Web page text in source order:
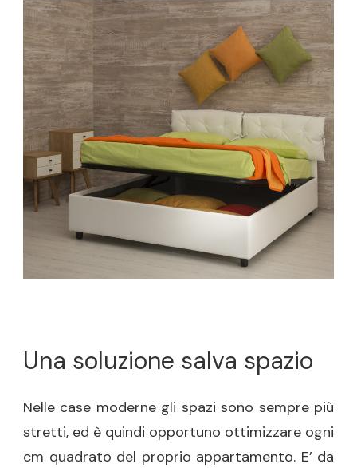
DEL
LETTO
CON
Una soluzione salva spazio
Nelle case moderne gli spazi sono sempre più
stretti, ed è quindi opportuno ottimizzare ogni
cm quadrato del proprio appartamento. E’ da